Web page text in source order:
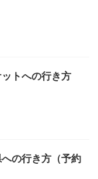
トへの行き方
の行き方（予約